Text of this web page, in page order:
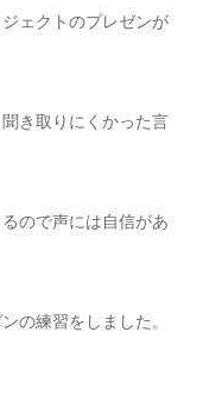
ェクトのプレゼンが
き取りにくかった言
ので声には自信があ
の練習をしました。